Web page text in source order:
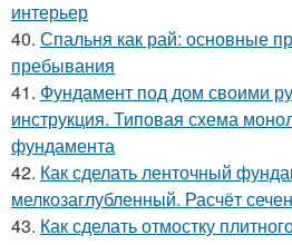
интерьер
40. Спальня как рай: основные
пребывания
41. Фундамент под дом своими
инструкция. Типовая схема
фундамента
42. Как сделать ленточный
мелкозаглубленный. Расчёт
43. Как сделать отмостку